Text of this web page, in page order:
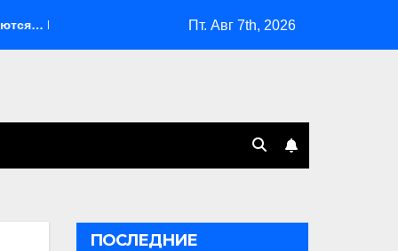
Или не возвращаются Оставить Путина одного
Пт. Авг 7th, 2026
ПОСЛЕДНИЕ